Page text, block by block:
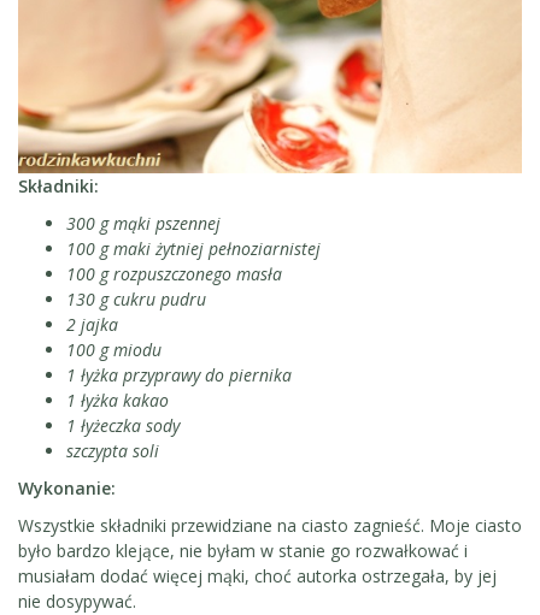
Składniki:
300 g mąki pszennej
100 g maki żytniej pełnoziarnistej
100 g rozpuszczonego masła
130 g cukru pudru
2 jajka
100 g miodu
1 łyżka przyprawy do piernika
1 łyżka kakao
1 łyżeczka sody
szczypta soli
Wykonanie:
Wszystkie składniki przewidziane na ciasto zagnieść. Moje ciasto
było bardzo klejące, nie byłam w stanie go rozwałkować i
musiałam dodać więcej mąki, choć autorka ostrzegała, by jej
nie dosypywać.